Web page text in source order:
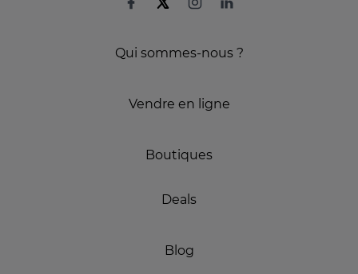
Qui sommes-nous ?
Vendre en ligne
Boutiques
Deals
Blog